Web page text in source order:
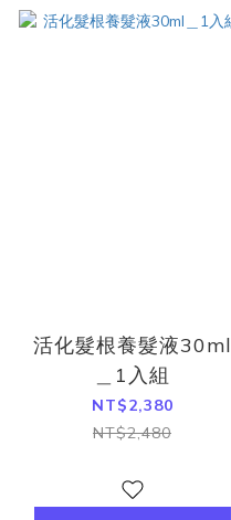
活化髮根養髮液30ml
＿1入組
NT$2,380
NT$2,480